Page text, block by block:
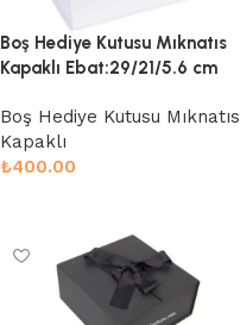
Boş Hediye Kutusu Mıknatıs
Kapaklı Ebat:29/21/5.6 cm
Boş Hediye Kutusu Mıknatıs
Kapaklı
₺400.00